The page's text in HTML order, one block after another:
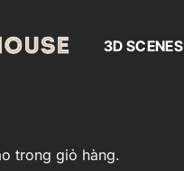
3D SCENES
trong giỏ hàng.